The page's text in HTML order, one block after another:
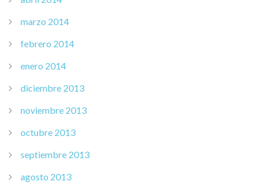
marzo 2014
febrero 2014
enero 2014
diciembre 2013
noviembre 2013
octubre 2013
septiembre 2013
agosto 2013